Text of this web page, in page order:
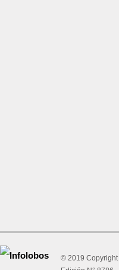
© 2019 Copyright